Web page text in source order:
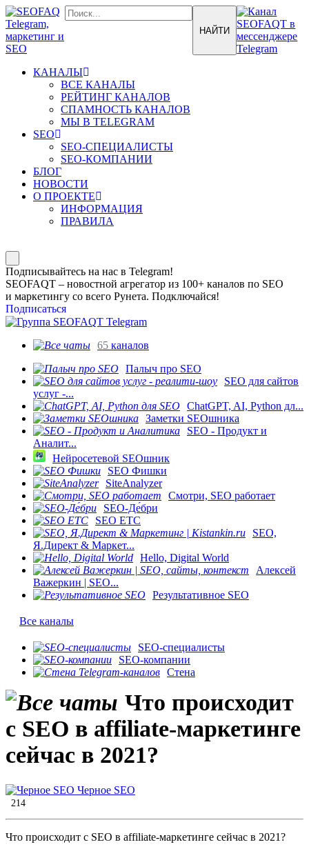
КАНАЛЫ
ВСЕ КАНАЛЫ
РЕЙТИНГ КАНАЛОВ
СПАМНОСТЬ КАНАЛОВ
МЫ В TELEGRAM
SEO
SEO-СПЕЦИАЛИСТЫ
SEO-КОМПАНИИ
БЛОГ
НОВОСТИ
О ПРОЕКТЕ
ИНФОРМАЦИЯ
ПРАВИЛА
Подписывайтесь на нас в Telegram!
SEOFAQT – новостной агрегатор из 100+ каналов по SEO
и маркетингу со всего Рунета. Подключайся!
Подписаться
65 каналов
Палыч про SEO
SEO для сайтов
услуг -...
ChatGPT, AI, Python дл...
Заметки SEOшника
SEO - Продукт и
Аналит...
Нейросетевой SEOшник
SEO Фишки
SiteAnalyzer
Смотри, SEO работает
SEO-Де́бри
SEO ETC
SEO,
Я.Директ & Маркет...
Hello, Digital World
Алексей
Важеркин | SEO...
Результативное SEO
Все каналы
SEO-специалисты
SEO-компании
Стена
Что происходит
с SEO в affiliate-маркетинге
сейчас в 2021?
Черное SEO
214
Что происходит с SEO в affiliate-маркетинге сейчас в 2021?